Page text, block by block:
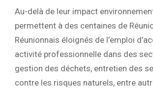
Au-delà de leur impact
permettent à des centaines de
Réunionnais éloignés de l’emploi
activité professionnelle dans des
gestion des déchets, entretien des
contre les risques naturels, entre